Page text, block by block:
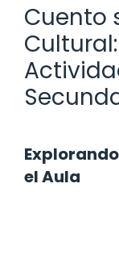
Cuento
el Aula